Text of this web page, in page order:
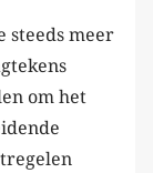
steeds meer
om het